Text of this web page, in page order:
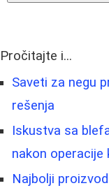
Pročitajte i...
Saveti za negu
rešenja
Iskustva sa
nakon operacije
Najbolji